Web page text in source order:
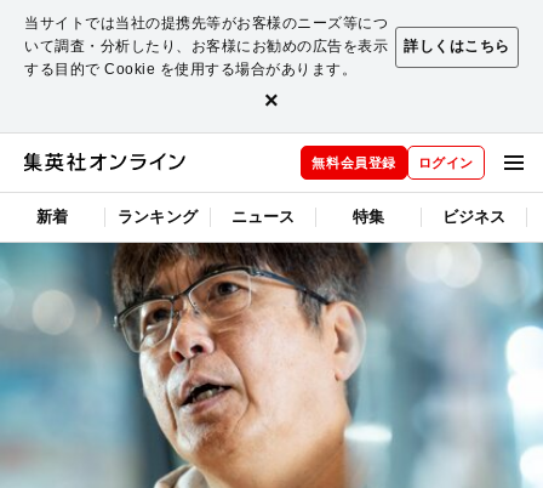
当サイトでは当社の提携先等がお客様のニーズ等につ
いて調査・分析したり、お客様にお勧めの広告を表示
する目的で Cookie を使用する場合があります。
詳しくはこちら
×
無料会員登録 ログイン
新着 ランキング ニュース 特集 ビジネス